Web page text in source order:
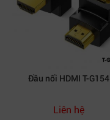
Đầu nối HDMI T-G154
Liên hệ